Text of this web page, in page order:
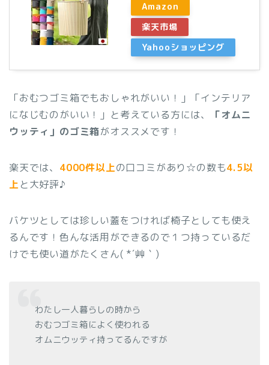
Amazon
楽天市場
Yahooショッピング
「おむつゴミ箱でもおしゃれがいい！」「インテリア
になじむのがいい！」と考えている方には、
「オムニ
ウッティ」のゴミ箱がオススメです！
楽天では、 4000件以上の口コミがあり☆の数も4.5以
上 と大好評♪
バケツとしては珍しい蓋をつければ椅子としても使え
るんです！色んな活用ができるので１つ持っているだ
けでも使い道がたくさん( *´艸｀)
わたし一人暮らしの時から
おむつゴミ箱によく使われる
オムニウッティ持ってるんですが